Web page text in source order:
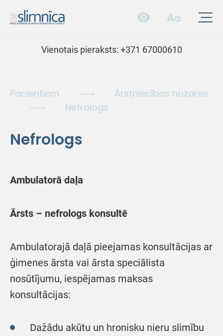
Vienotais pieraksts: +371 67000610
Pacientiem
Ārstniecības nozares
Nefrologs
Nefrologs
Ambulatorā daļa
Ārsts – nefrologs konsultē
Ambulatorajā daļā pieejamas konsultācijas ar
ģimenes ārsta vai ārsta speciālista
nosūtījumu, iespējamas maksas
konsultācijas:
Dažādu akūtu un hronisku nieru slimību